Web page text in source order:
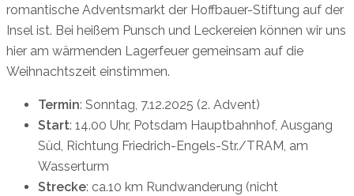
romantische Adventsmarkt der Hoffbauer-Stiftung auf der
Insel ist. Bei heißem Punsch und Leckereien können wir uns
hier am wärmenden Lagerfeuer gemeinsam auf die
Weihnachtszeit einstimmen.
Termin: Sonntag, 7.12.2025 (2. Advent)
Start: 14.00 Uhr, Potsdam Hauptbahnhof, Ausgang
Süd, Richtung Friedrich-Engels-Str./TRAM, am
Wasserturm
Strecke: ca.10 km Rundwanderung (nicht